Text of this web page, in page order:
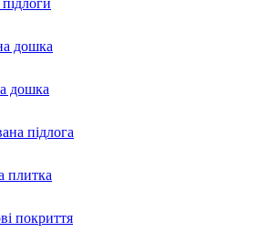
пiдлоги
дошка
дошка
підлога
плитка
покриття